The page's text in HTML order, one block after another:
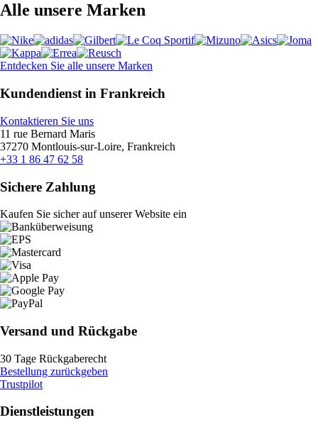
Alle unsere Marken
Entdecken Sie alle unsere Marken
Kundendienst in Frankreich
Kontaktieren Sie uns
11 rue Bernard Maris
37270 Montlouis-sur-Loire, Frankreich
+33 1 86 47 62 58
Sichere Zahlung
Kaufen Sie sicher auf unserer Website ein
Versand und Rückgabe
30 Tage Rückgaberecht
Bestellung zurückgeben
Trustpilot
Dienstleistungen